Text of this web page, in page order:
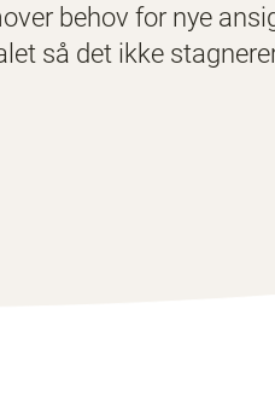
behov for nye
så det ikke